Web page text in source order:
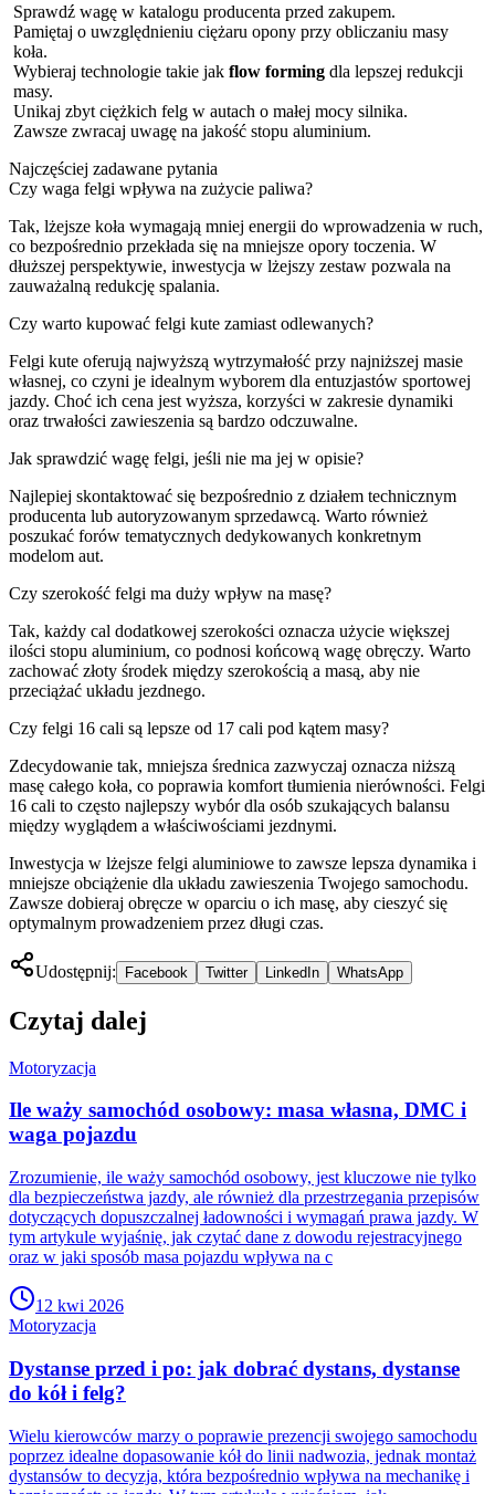
Sprawdź wagę w katalogu producenta przed zakupem.
Pamiętaj o uwzględnieniu ciężaru opony przy obliczaniu masy
koła.
Wybieraj technologie takie jak flow forming dla lepszej redukcji
masy.
Unikaj zbyt ciężkich felg w autach o małej mocy silnika.
Zawsze zwracaj uwagę na jakość stopu aluminium.
Najczęściej zadawane pytania
Czy waga felgi wpływa na zużycie paliwa?
Tak, lżejsze koła wymagają mniej energii do wprowadzenia w ruch,
co bezpośrednio przekłada się na mniejsze opory toczenia. W
dłuższej perspektywie, inwestycja w lżejszy zestaw pozwala na
zauważalną redukcję spalania.
Czy warto kupować felgi kute zamiast odlewanych?
Felgi kute oferują najwyższą wytrzymałość przy najniższej masie
własnej, co czyni je idealnym wyborem dla entuzjastów sportowej
jazdy. Choć ich cena jest wyższa, korzyści w zakresie dynamiki
oraz trwałości zawieszenia są bardzo odczuwalne.
Jak sprawdzić wagę felgi, jeśli nie ma jej w opisie?
Najlepiej skontaktować się bezpośrednio z działem technicznym
producenta lub autoryzowanym sprzedawcą. Warto również
poszukać forów tematycznych dedykowanych konkretnym
modelom aut.
Czy szerokość felgi ma duży wpływ na masę?
Tak, każdy cal dodatkowej szerokości oznacza użycie większej
ilości stopu aluminium, co podnosi końcową wagę obręczy. Warto
zachować złoty środek między szerokością a masą, aby nie
przeciążać układu jezdnego.
Czy felgi 16 cali są lepsze od 17 cali pod kątem masy?
Zdecydowanie tak, mniejsza średnica zazwyczaj oznacza niższą
masę całego koła, co poprawia komfort tłumienia nierówności. Felgi
16 cali to często najlepszy wybór dla osób szukających balansu
między wyglądem a właściwościami jezdnymi.
Inwestycja w lżejsze felgi aluminiowe to zawsze lepsza dynamika i
mniejsze obciążenie dla układu zawieszenia Twojego samochodu.
Zawsze dobieraj obręcze w oparciu o ich masę, aby cieszyć się
optymalnym prowadzeniem przez długi czas.
Udostępnij: Facebook Twitter LinkedIn WhatsApp
Czytaj dalej
Motoryzacja
Ile waży samochód osobowy: masa własna, DMC i
waga pojazdu
Zrozumienie, ile waży samochód osobowy, jest kluczowe nie tylko
dla bezpieczeństwa jazdy, ale również dla przestrzegania przepisów
dotyczących dopuszczalnej ładowności i wymagań prawa jazdy. W
tym artykule wyjaśnię, jak czytać dane z dowodu rejestracyjnego
oraz w jaki sposób masa pojazdu wpływa na c
12 kwi 2026
Motoryzacja
Dystanse przed i po: jak dobrać dystans, dystanse
do kół i felg?
Wielu kierowców marzy o poprawie prezencji swojego samochodu
poprzez idealne dopasowanie kół do linii nadwozia, jednak montaż
dystansów to decyzja, która bezpośrednio wpływa na mechanikę i